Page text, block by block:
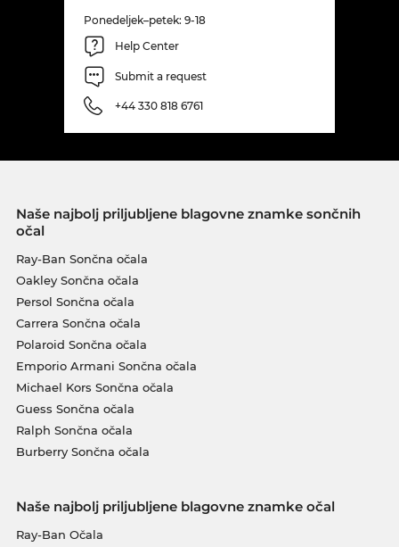
Ponedeljek–petek: 9-18
Help Center
Submit a request
+44 330 818 6761
Naše najbolj priljubljene blagovne znamke sončnih
očal
Ray-Ban Sončna očala
Oakley Sončna očala
Persol Sončna očala
Carrera Sončna očala
Polaroid Sončna očala
Emporio Armani Sončna očala
Michael Kors Sončna očala
Guess Sončna očala
Ralph Sončna očala
Burberry Sončna očala
Naše najbolj priljubljene blagovne znamke očal
Ray-Ban Očala